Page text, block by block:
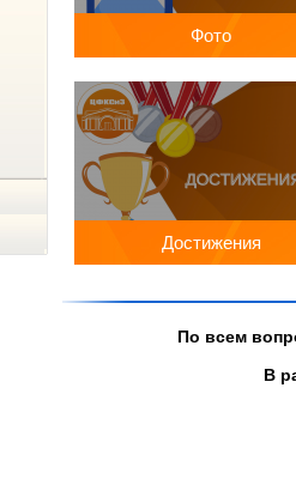
Фото
Достижения
По всем
В